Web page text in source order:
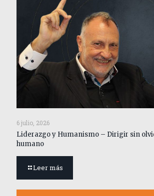
6 julio, 2026
Liderazgo y Humanismo – Dirigir sin
humano
Leer más